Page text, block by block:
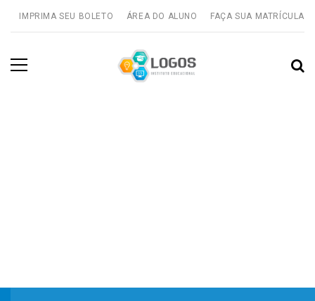
IMPRIMA SEU BOLETO ÁREA DO ALUNO FAÇA SUA MATRÍCULA